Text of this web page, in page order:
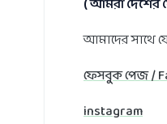
( আমরা দেশের
আমাদের সাথে
ফেসবুক পেজ /
instagram